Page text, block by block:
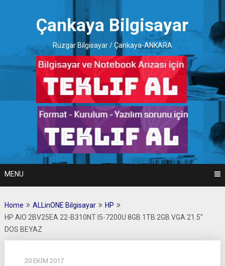
Çankaya Bilgisayar
Rüzgar Bilgisayar / Çankaya-ANKARA
MENU
Home ALLinONE Bilgisayar
HP
HP AIO 2BV25EA 22-B310NT I5-7200U 8GB 1TB 2GB VGA 21.5″
DOS BEYAZ
20 EKIM 2017